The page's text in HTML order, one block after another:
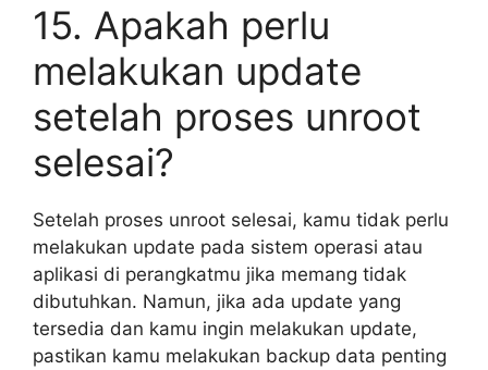
15. Apakah perlu
melakukan update
setelah proses unroot
selesai?
Setelah proses unroot selesai, kamu tidak perlu
melakukan update pada sistem operasi atau
aplikasi di perangkatmu jika memang tidak
dibutuhkan. Namun, jika ada update yang
tersedia dan kamu ingin melakukan update,
pastikan kamu melakukan backup data penting